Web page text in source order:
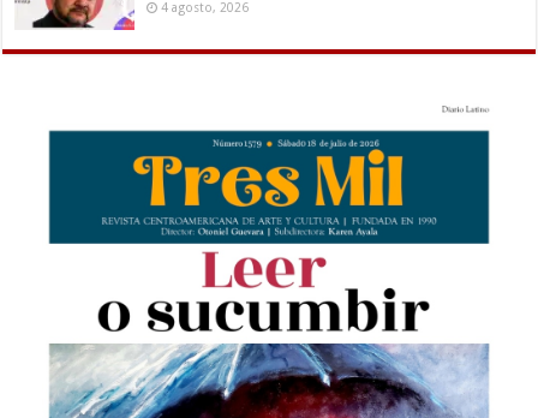
4 agosto, 2026